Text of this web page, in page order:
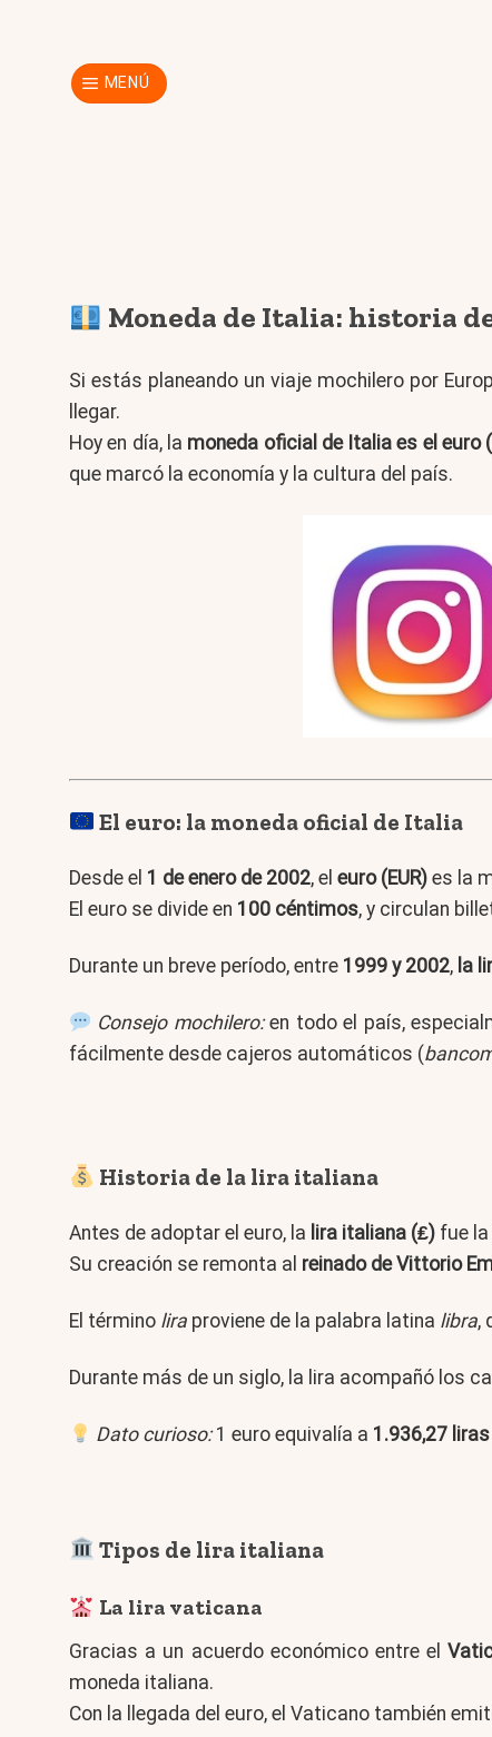
MENÚ
Moneda de Italia: historia
Si estás planeando un viaje mochilero por
llegar.
Hoy en día, la moneda oficial de Italia es el euro
que marcó la economía y la cultura del país.
El euro: la moneda oficial de Italia
Desde el 1 de enero de 2002, el euro (EUR) es la
El euro se divide en 100 céntimos, y circulan
Durante un breve período, entre 1999 y 2002, la
Consejo mochilero:en todo el país,
fácilmente desde cajeros automáticos (
Historia de la lira italiana
Antes de adoptar el euro, la lira italiana (₤) fue la
Su creación se remonta al reinado de Vittorio
El término lira proviene de la palabra latina libra,
Durante más de un siglo, la lira acompañó los
Dato curioso:1 euro equivalía a 1.936,27
Tipos de lira italiana
La lira vaticana
Gracias a un acuerdo económico entre el
moneda italiana.
Con la llegada del euro, el Vaticano también